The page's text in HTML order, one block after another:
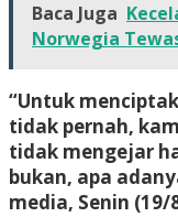
Baca Juga
Norwegia
“Untuk
tidak pernah,
tidak mengejar
bukan, apa
media, Senin (19/